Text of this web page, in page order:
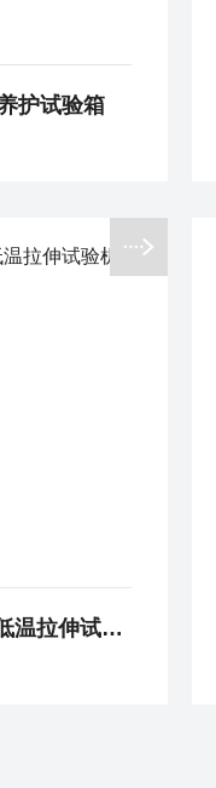
护试验箱
拉伸试验机